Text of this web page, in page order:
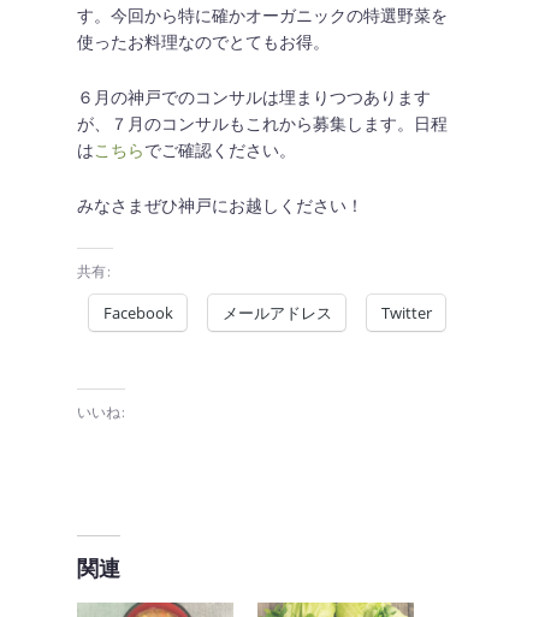
す。今回から特に確かオーガニックの特選野菜を
使ったお料理なのでとてもお得。
６月の神戸でのコンサルは埋まりつつあります
が、７月のコンサルもこれから募集します。日程
はこちらでご確認ください。
みなさまぜひ神戸にお越しください！
共有:
Facebook メールアドレス Twitter
いいね:
関連